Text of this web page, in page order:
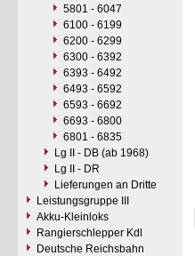
5801 - 6047
6100 - 6199
6200 - 6299
6300 - 6392
6393 - 6492
6493 - 6592
6593 - 6692
6693 - 6800
6801 - 6835
Lg II - DB (ab 1968)
Lg II - DR
Lieferungen an Dritte
Leistungsgruppe III
Akku-Kleinloks
Rangierschlepper Kdl
Deutsche Reichsbahn